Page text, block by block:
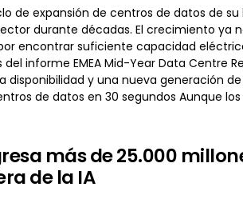
de expansión de centros de datos de
durante décadas. El crecimiento ya
encontrar suficiente capacidad
informe EMEA Mid-Year Data Centre
disponibilidad y una nueva generación
de datos en 30 segundos Aunque
más de 25.000
de la IA